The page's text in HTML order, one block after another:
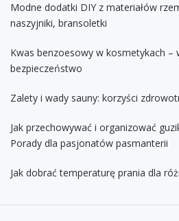
Modne dodatki DIY z materiałów
naszyjniki, bransoletki
Kwas benzoesowy w kosmetykach –
bezpieczeństwo
Zalety i wady sauny: korzyści
Jak przechowywać i organizować
Porady dla pasjonatów pasmanterii
Jak dobrać temperaturę prania dla